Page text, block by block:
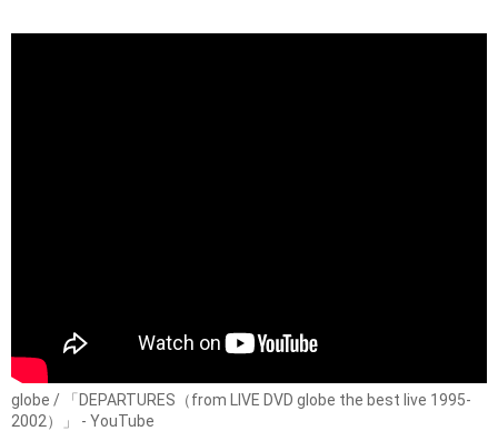
globe / 「DEPARTURES（from LIVE DVD globe the best live 1995-
2002）」 - YouTube